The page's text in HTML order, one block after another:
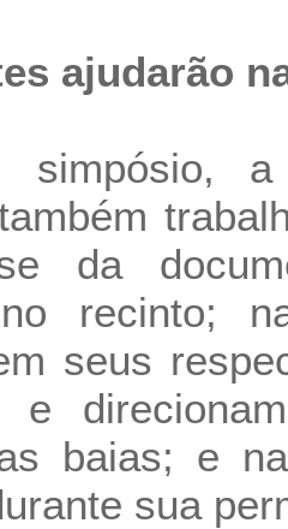
ajudarão
simpósio, a
da
recinto;
seus
e
baias; e
sua